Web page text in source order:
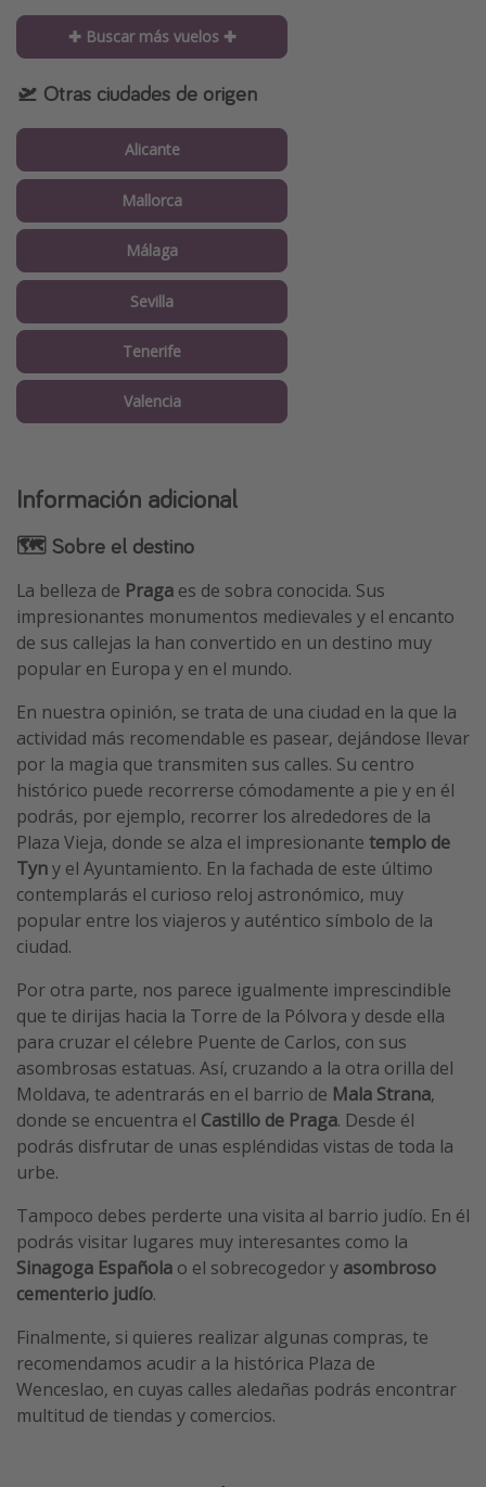
✚ Buscar más vuelos ✚
🛫 Otras ciudades de origen
Alicante
Mallorca
Málaga
Sevilla
Tenerife
Valencia
Información adicional
🗺 Sobre el destino
La belleza de Praga es de sobra conocida. Sus
impresionantes monumentos medievales y el encanto
de sus callejas la han convertido en un destino muy
popular en Europa y en el mundo.
En nuestra opinión, se trata de una ciudad en la que la
actividad más recomendable es pasear, dejándose llevar
por la magia que transmiten sus calles. Su centro
histórico puede recorrerse cómodamente a pie y en él
podrás, por ejemplo, recorrer los alrededores de la
Plaza Vieja, donde se alza el impresionante templo de
Tyny el Ayuntamiento. En la fachada de este último
contemplarás el curioso reloj astronómico, muy
popular entre los viajeros y auténtico símbolo de la
ciudad.
Por otra parte, nos parece igualmente imprescindible
que te dirijas hacia la Torre de la Pólvora y desde ella
para cruzar el célebre Puente de Carlos, con sus
asombrosas estatuas. Así, cruzando a la otra orilla del
Moldava, te adentrarás en el barrio de Mala Strana,
donde se encuentra el Castillo de Praga. Desde él
podrás disfrutar de unas espléndidas vistas de toda la
urbe.
Tampoco debes perderte una visita al barrio judío. En él
podrás visitar lugares muy interesantes como la
Sinagoga Española o el sobrecogedor y asombroso
cementerio judío.
Finalmente, si quieres realizar algunas compras, te
recomendamos acudir a la histórica Plaza de
Wenceslao, en cuyas calles aledañas podrás encontrar
multitud de tiendas y comercios.